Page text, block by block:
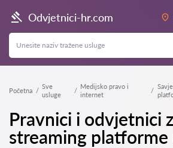
Odvjetnici-hr.com
Početna
Sve
usluge
Medijsko pravo i
internet
Pravnici i odvjetnici
streaming platforme